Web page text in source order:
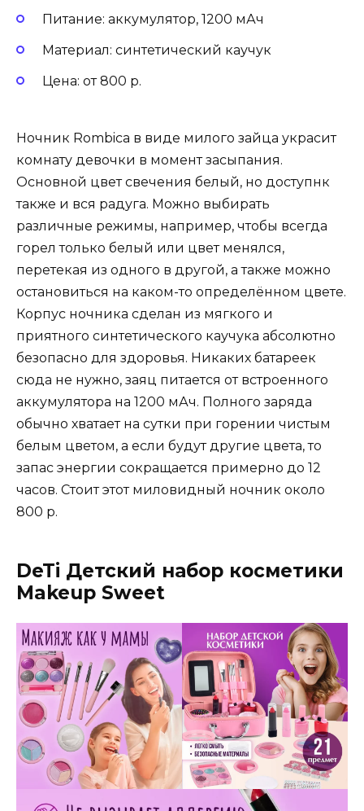
Питание: аккумулятор, 1200 мАч
Материал: синтетический каучук
Цена: от 800 р.
Ночник Rombica в виде милого зайца украсит
комнату девочки в момент засыпания.
Основной цвет свечения белый, но доступнк
также и вся радуга. Можно выбирать
различные режимы, например, чтобы всегда
горел только белый или цвет менялся,
перетекая из одного в другой, а также можно
остановиться на каком-то определённом цвете.
Корпус ночника сделан из мягкого и
приятного синтетического каучука абсолютно
безопасно для здоровья. Никаких батареек
сюда не нужно, заяц питается от встроенного
аккумулятора на 1200 мАч. Полного заряда
обычно хватает на сутки при горении чистым
белым цветом, а если будут другие цвета, то
запас энергии сокращается примерно до 12
часов. Стоит этот миловидный ночник около
800 р.
DeTi Детский набор косметики
Makeup Sweet